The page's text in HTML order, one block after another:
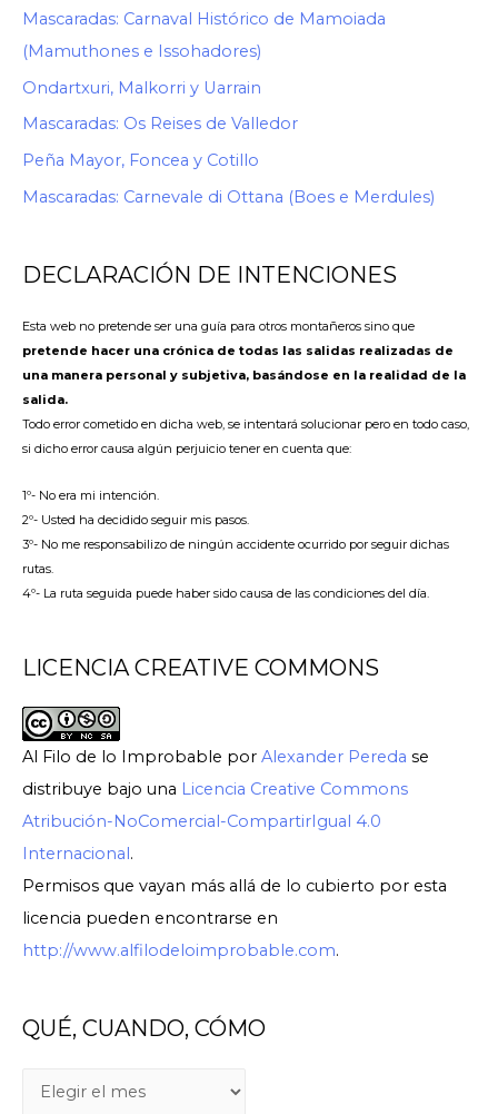
Mascaradas: Carnaval Histórico de Mamoiada
(Mamuthones e Issohadores)
Ondartxuri, Malkorri y Uarrain
Mascaradas: Os Reises de Valledor
Peña Mayor, Foncea y Cotillo
Mascaradas: Carnevale di Ottana (Boes e Merdules)
DECLARACIÓN DE INTENCIONES
Esta web no pretende ser una guía para otros montañeros sino que
pretende hacer una crónica de todas las salidas realizadas de
una manera personal y subjetiva, basándose en la realidad de la
salida.
Todo error cometido en dicha web, se intentará solucionar pero en todo caso,
si dicho error causa algún perjuicio tener en cuenta que:
1º- No era mi intención.
2º- Usted ha decidido seguir mis pasos.
3º- No me responsabilizo de ningún accidente ocurrido por seguir dichas
rutas.
4º- La ruta seguida puede haber sido causa de las condiciones del día.
LICENCIA CREATIVE COMMONS
Al Filo de lo Improbable por Alexander Pereda se
distribuye bajo una Licencia Creative Commons
Atribución-NoComercial-CompartirIgual 4.0
Internacional.
Permisos que vayan más allá de lo cubierto por esta
licencia pueden encontrarse en
http://www.alfilodeloimprobable.com.
QUÉ, CUANDO, CÓMO